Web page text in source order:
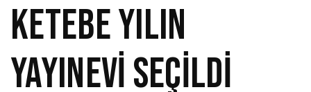
KETEBE YILIN
YAYINEVİ SEÇİLDİ